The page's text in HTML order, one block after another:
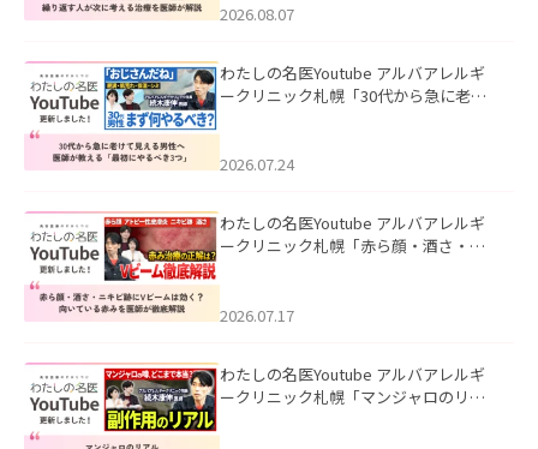
ました。
2026.08.07
わたしの名医Youtube アルバアレルギ
ークリニック札幌「30代から急に老け
た。
2026.07.24
わたしの名医Youtube アルバアレルギ
ークリニック札幌「赤ら顔・酒さ・ニ
した。
2026.07.17
わたしの名医Youtube アルバアレルギ
ークリニック札幌「マンジャロのリア